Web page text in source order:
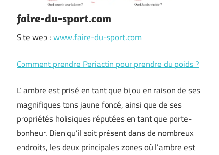
faire-du-sport.com
Site web :www.faire-du-sport.com
Comment prendre Periactin pour prendre du poids ?
L’ ambre est prisé en tant que bijou en raison de ses
magnifiques tons jaune foncé, ainsi que de ses
propriétés holisiques réputées en tant que porte-
bonheur. Bien qu’il soit présent dans de nombreux
endroits, les deux principales zones où l’ambre est